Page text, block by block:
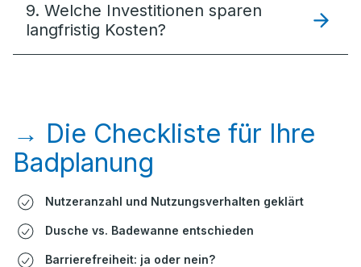
9. Welche Investitionen sparen
langfristig Kosten?
→ Die Checkliste für Ihre
Badplanung
Nutzeranzahl und Nutzungsverhalten geklärt
Dusche vs. Badewanne entschieden
Barrierefreiheit: ja oder nein?